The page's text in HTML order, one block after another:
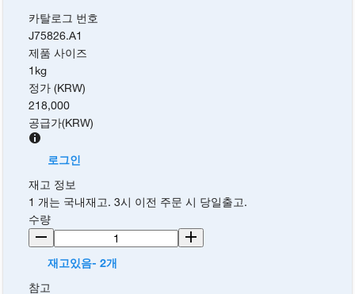
카탈로그 번호
J75826.A1
제품 사이즈
1kg
정가 (KRW)
218,000
공급가(KRW)
로그인
재고 정보
1 개는 국내재고. 3시 이전 주문 시 당일출고.
수량
재고있음- 2개
참고